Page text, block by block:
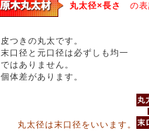
丸太径×長さ の表
皮つきの丸太です。
末口径と元口径は必ずしも均一
ではありません。
個体差があります。
丸太径は末口径をいいます。